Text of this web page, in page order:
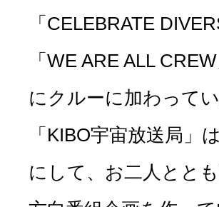
「CELEBRATE
「WE ARE ALL
にクルーに加わって
「KIBO宇宙放送局」
にして、お二人とと